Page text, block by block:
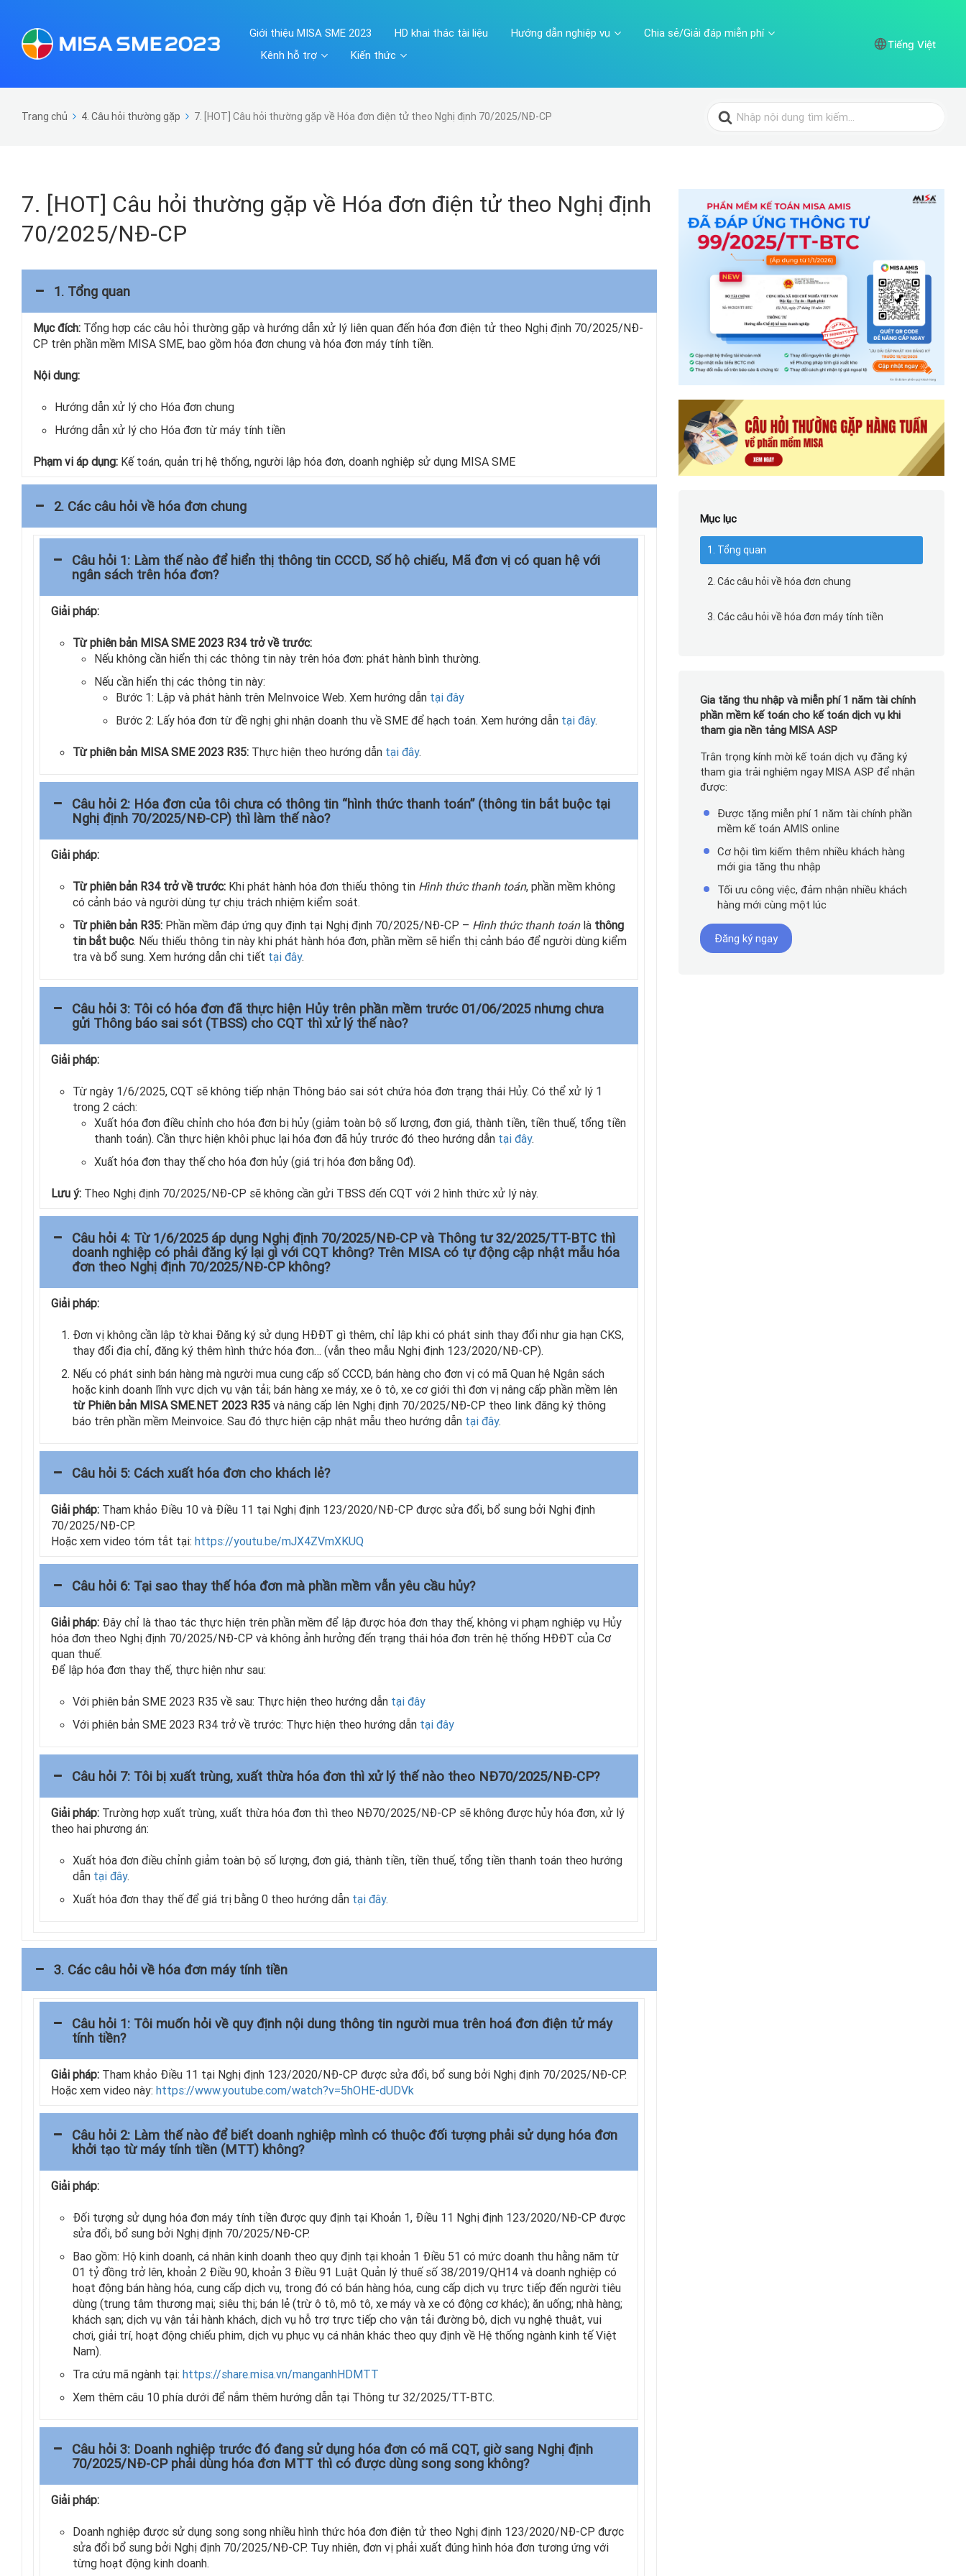
Giới thiệu MISA SME 2023 HD khai thác tài liệu Hướng dẫn nghiệp vụ
Chia sẻ/Giải đáp miễn phí
Kênh hỗ trợ
Kiến thức
Tiếng Việt
Trang chủ 4. Câu hỏi thường gặp 7. [HOT] Câu hỏi thường gặp về Hóa đơn điện tử theo Nghị định 70/2025/NĐ-CP
Search
for:
7. [HOT] Câu hỏi thường gặp về Hóa đơn điện tử theo Nghị định
70/2025/NĐ-CP
1. Tổng quan
Mục đích: Tổng hợp các câu hỏi thường gặp và hướng dẫn xử lý liên quan đến hóa đơn điện tử theo Nghị định 70/2025/NĐ-
CP trên phần mềm MISA SME, bao gồm hóa đơn chung và hóa đơn máy tính tiền.
Nội dung:
Hướng dẫn xử lý cho Hóa đơn chung
Hướng dẫn xử lý cho Hóa đơn từ máy tính tiền
Phạm vi áp dụng: Kế toán, quản trị hệ thống, người lập hóa đơn, doanh nghiệp sử dụng MISA SME
2. Các câu hỏi về hóa đơn chung
Câu hỏi 1: Làm thế nào để hiển thị thông tin CCCD, Số hộ chiếu, Mã đơn vị có quan hệ với
ngân sách trên hóa đơn?
Giải pháp:
Từ phiên bản MISA SME 2023 R34 trở về trước:
Nếu không cần hiển thị các thông tin này trên hóa đơn: phát hành bình thường.
Nếu cần hiển thị các thông tin này:
Bước 1: Lập và phát hành trên MeInvoice Web. Xem hướng dẫn tại đây
Bước 2: Lấy hóa đơn từ đề nghị ghi nhận doanh thu về SME để hạch toán. Xem hướng dẫn tại đây.
Từ phiên bản MISA SME 2023 R35: Thực hiện theo hướng dẫn tại đây.
Câu hỏi 2: Hóa đơn của tôi chưa có thông tin “hình thức thanh toán” (thông tin bắt buộc tại
Nghị định 70/2025/NĐ-CP) thì làm thế nào?
Giải pháp:
Từ phiên bản R34 trở về trước: Khi phát hành hóa đơn thiếu thông tin Hình thức thanh toán, phần mềm không
có cảnh báo và người dùng tự chịu trách nhiệm kiểm soát.
Từ phiên bản R35: Phần mềm đáp ứng quy định tại Nghị định 70/2025/NĐ-CP – Hình thức thanh toánlà thông
tin bắt buộc. Nếu thiếu thông tin này khi phát hành hóa đơn, phần mềm sẽ hiển thị cảnh báo để người dùng kiểm
tra và bổ sung. Xem hướng dẫn chi tiết tại đây.
Câu hỏi 3: Tôi có hóa đơn đã thực hiện Hủy trên phần mềm trước 01/06/2025 nhưng chưa
gửi Thông báo sai sót (TBSS) cho CQT thì xử lý thế nào?
Giải pháp:
Từ ngày 1/6/2025, CQT sẽ không tiếp nhận Thông báo sai sót chứa hóa đơn trạng thái Hủy. Có thể xử lý 1
trong 2 cách:
Xuất hóa đơn điều chỉnh cho hóa đơn bị hủy (giảm toàn bộ số lượng, đơn giá, thành tiền, tiền thuế, tổng tiền
thanh toán). Cần thực hiện khôi phục lại hóa đơn đã hủy trước đó theo hướng dẫn tại đây.
Xuất hóa đơn thay thế cho hóa đơn hủy (giá trị hóa đơn bằng 0đ).
Lưu ý: Theo Nghị định 70/2025/NĐ-CP sẽ không cần gửi TBSS đến CQT với 2 hình thức xử lý này.
Câu hỏi 4: Từ 1/6/2025 áp dụng Nghị định 70/2025/NĐ-CP và Thông tư 32/2025/TT-BTC thì
doanh nghiệp có phải đăng ký lại gì với CQT không? Trên MISA có tự động cập nhật mẫu hóa
đơn theo Nghị định 70/2025/NĐ-CP không?
Giải pháp:
Đơn vị không cần lập tờ khai Đăng ký sử dụng HĐĐT gì thêm, chỉ lập khi có phát sinh thay đổi như gia hạn CKS,
thay đổi địa chỉ, đăng ký thêm hình thức hóa đơn… (vẫn theo mẫu Nghị định 123/2020/NĐ-CP).
Nếu có phát sinh bán hàng mà người mua cung cấp số CCCD, bán hàng cho đơn vị có mã Quan hệ Ngân sách
hoặc kinh doanh lĩnh vực dịch vụ vận tải; bán hàng xe máy, xe ô tô, xe cơ giới thì đơn vị nâng cấp phần mềm lên
từ Phiên bản MISA SME.NET 2023 R35 và nâng cấp lên Nghị định 70/2025/NĐ-CP theo link đăng ký thông
báo trên phần mềm Meinvoice. Sau đó thực hiện cập nhật mẫu theo hướng dẫn tại đây.
Câu hỏi 5: Cách xuất hóa đơn cho khách lẻ?
Giải pháp: Tham khảo Điều 10 và Điều 11 tại Nghị định 123/2020/NĐ-CP được sửa đổi, bổ sung bởi Nghị định
70/2025/NĐ-CP.
Hoặc xem video tóm tắt tại: https://youtu.be/mJX4ZVmXKUQ
Câu hỏi 6: Tại sao thay thế hóa đơn mà phần mềm vẫn yêu cầu hủy?
Giải pháp: Đây chỉ là thao tác thực hiện trên phần mềm để lập được hóa đơn thay thế, không vi phạm nghiệp vụ Hủy
hóa đơn theo Nghị định 70/2025/NĐ-CP và không ảnh hưởng đến trạng thái hóa đơn trên hệ thống HĐĐT của Cơ
quan thuế.
Để lập hóa đơn thay thế, thực hiện như sau:
Với phiên bản SME 2023 R35 về sau: Thực hiện theo hướng dẫn tại đây
Với phiên bản SME 2023 R34 trở về trước: Thực hiện theo hướng dẫn tại đây
Câu hỏi 7: Tôi bị xuất trùng, xuất thừa hóa đơn thì xử lý thế nào theo NĐ70/2025/NĐ-CP?
Giải pháp: Trường hợp xuất trùng, xuất thừa hóa đơn thì theo NĐ70/2025/NĐ-CP sẽ không được hủy hóa đơn, xử lý
theo hai phương án:
Xuất hóa đơn điều chỉnh giảm toàn bộ số lượng, đơn giá, thành tiền, tiền thuế, tổng tiền thanh toán theo hướng
dẫn tại đây.
Xuất hóa đơn thay thế để giá trị bằng 0 theo hướng dẫn tại đây.
3. Các câu hỏi về hóa đơn máy tính tiền
Câu hỏi 1: Tôi muốn hỏi về quy định nội dung thông tin người mua trên hoá đơn điện tử máy
tính tiền?
Giải pháp: Tham khảo Điều 11 tại Nghị định 123/2020/NĐ-CP được sửa đổi, bổ sung bởi Nghị định 70/2025/NĐ-CP.
Hoặc xem video này: https://www.youtube.com/watch?v=5hOHE-dUDVk
Câu hỏi 2: Làm thế nào để biết doanh nghiệp mình có thuộc đối tượng phải sử dụng hóa đơn
khởi tạo từ máy tính tiền (MTT) không?
Giải pháp:
Đối tượng sử dụng hóa đơn máy tính tiền được quy định tại Khoản 1, Điều 11 Nghị định 123/2020/NĐ-CP được
sửa đổi, bổ sung bởi Nghị định 70/2025/NĐ-CP.
Bao gồm: Hộ kinh doanh, cá nhân kinh doanh theo quy định tại khoản 1 Điều 51 có mức doanh thu hằng năm từ
01 tỷ đồng trở lên, khoản 2 Điều 90, khoản 3 Điều 91 Luật Quản lý thuế số 38/2019/QH14 và doanh nghiệp có
hoạt động bán hàng hóa, cung cấp dịch vụ, trong đó có bán hàng hóa, cung cấp dịch vụ trực tiếp đến người tiêu
dùng (trung tâm thương mại; siêu thị; bán lẻ (trừ ô tô, mô tô, xe máy và xe có động cơ khác); ăn uống; nhà hàng;
khách sạn; dịch vụ vận tải hành khách, dịch vụ hỗ trợ trực tiếp cho vận tải đường bộ, dịch vụ nghệ thuật, vui
chơi, giải trí, hoạt động chiếu phim, dịch vụ phục vụ cá nhân khác theo quy định về Hệ thống ngành kinh tế Việt
Nam).
Tra cứu mã ngành tại: https://share.misa.vn/manganhHDMTT
Xem thêm câu 10 phía dưới để nắm thêm hướng dẫn tại Thông tư 32/2025/TT-BTC.
Câu hỏi 3: Doanh nghiệp trước đó đang sử dụng hóa đơn có mã CQT, giờ sang Nghị định
70/2025/NĐ-CP phải dùng hóa đơn MTT thì có được dùng song song không?
Giải pháp:
Doanh nghiệp được sử dụng song song nhiều hình thức hóa đơn điện tử theo Nghị định 123/2020/NĐ-CP được
sửa đổi bổ sung bởi Nghị định 70/2025/NĐ-CP. Tuy nhiên, đơn vị phải xuất đúng hình hóa đơn tương ứng với
từng hoạt động kinh doanh.
Mục lục
1. Tổng quan
2. Các câu hỏi về hóa đơn chung
3. Các câu hỏi về hóa đơn máy tính tiền
Gia tăng thu nhập và miễn phí 1 năm tài chính
phần mềm kế toán cho kế toán dịch vụ khi
tham gia nền tảng MISA ASP
Trân trọng kính mời kế toán dịch vụ đăng ký
tham gia trải nghiệm ngay MISA ASP để nhận
được:
Được tặng miễn phí 1 năm tài chính phần
mềm kế toán AMIS online
Cơ hội tìm kiếm thêm nhiều khách hàng
mới gia tăng thu nhập
Tối ưu công việc, đảm nhận nhiều khách
hàng mới cùng một lúc
Đăng ký ngay